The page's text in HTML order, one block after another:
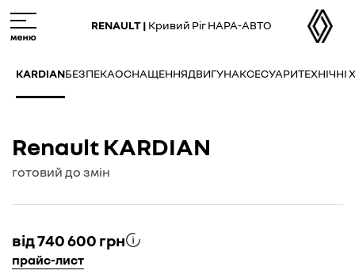
to
main
RENAULT | Кривий Ріг НАРА-АВТО
KARDIANБЕЗПЕКАОСНАЩЕННЯДВИГУНАКСЕСУАРИ
Renault KARDIAN
готовий до змін
від 740 600 грн
прайс-лист